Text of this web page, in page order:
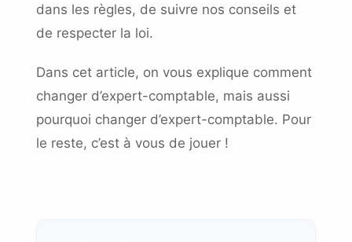
dans les règles, de suivre nos conseils et
de respecter la loi.
Dans cet article, on vous explique comment
changer d’expert-comptable, mais aussi
pourquoi changer d’expert-comptable. Pour
le reste, c’est à vous de jouer !